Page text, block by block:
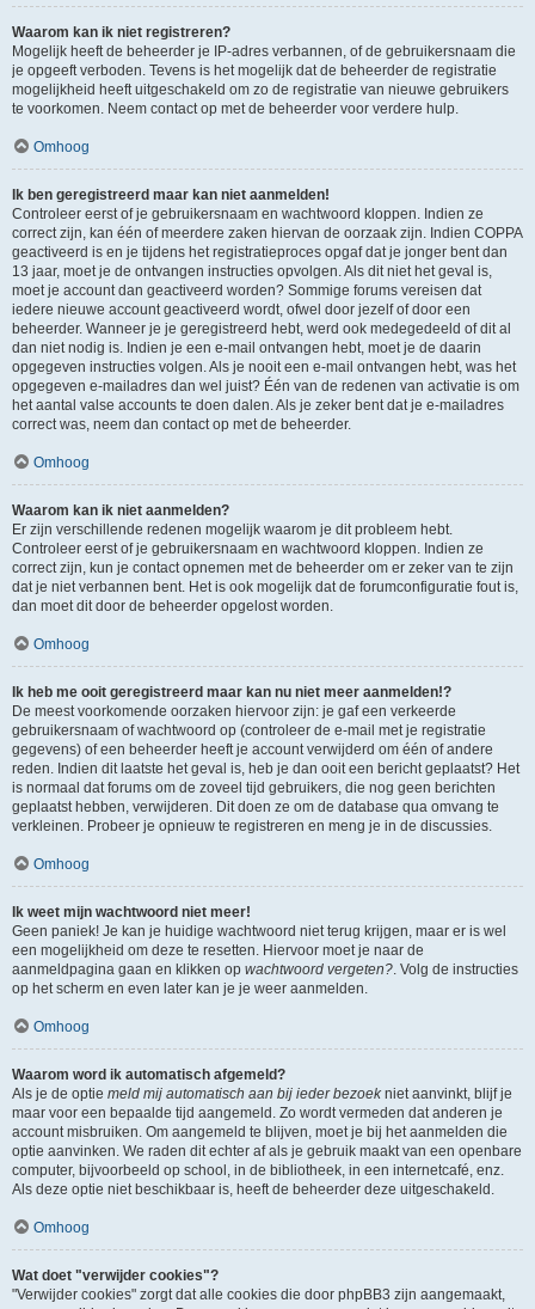
Waarom kan ik niet registreren?
Mogelijk heeft de beheerder je IP-adres verbannen, of de gebruikersnaam die
je opgeeft verboden. Tevens is het mogelijk dat de beheerder de registratie
mogelijkheid heeft uitgeschakeld om zo de registratie van nieuwe gebruikers
te voorkomen. Neem contact op met de beheerder voor verdere hulp.
Omhoog
Ik ben geregistreerd maar kan niet aanmelden!
Controleer eerst of je gebruikersnaam en wachtwoord kloppen. Indien ze
correct zijn, kan één of meerdere zaken hiervan de oorzaak zijn. Indien COPPA
geactiveerd is en je tijdens het registratieproces opgaf dat je jonger bent dan
13 jaar, moet je de ontvangen instructies opvolgen. Als dit niet het geval is,
moet je account dan geactiveerd worden? Sommige forums vereisen dat
iedere nieuwe account geactiveerd wordt, ofwel door jezelf of door een
beheerder. Wanneer je je geregistreerd hebt, werd ook medegedeeld of dit al
dan niet nodig is. Indien je een e-mail ontvangen hebt, moet je de daarin
opgegeven instructies volgen. Als je nooit een e-mail ontvangen hebt, was het
opgegeven e-mailadres dan wel juist? Één van de redenen van activatie is om
het aantal valse accounts te doen dalen. Als je zeker bent dat je e-mailadres
correct was, neem dan contact op met de beheerder.
Omhoog
Waarom kan ik niet aanmelden?
Er zijn verschillende redenen mogelijk waarom je dit probleem hebt.
Controleer eerst of je gebruikersnaam en wachtwoord kloppen. Indien ze
correct zijn, kun je contact opnemen met de beheerder om er zeker van te zijn
dat je niet verbannen bent. Het is ook mogelijk dat de forumconfiguratie fout is,
dan moet dit door de beheerder opgelost worden.
Omhoog
Ik heb me ooit geregistreerd maar kan nu niet meer aanmelden!?
De meest voorkomende oorzaken hiervoor zijn: je gaf een verkeerde
gebruikersnaam of wachtwoord op (controleer de e-mail met je registratie
gegevens) of een beheerder heeft je account verwijderd om één of andere
reden. Indien dit laatste het geval is, heb je dan ooit een bericht geplaatst? Het
is normaal dat forums om de zoveel tijd gebruikers, die nog geen berichten
geplaatst hebben, verwijderen. Dit doen ze om de database qua omvang te
verkleinen. Probeer je opnieuw te registreren en meng je in de discussies.
Omhoog
Ik weet mijn wachtwoord niet meer!
Geen paniek! Je kan je huidige wachtwoord niet terug krijgen, maar er is wel
een mogelijkheid om deze te resetten. Hiervoor moet je naar de
aanmeldpagina gaan en klikken op wachtwoord vergeten?. Volg de instructies
op het scherm en even later kan je je weer aanmelden.
Omhoog
Waarom word ik automatisch afgemeld?
Als je de optie meld mij automatisch aan bij ieder bezoekniet aanvinkt, blijf je
maar voor een bepaalde tijd aangemeld. Zo wordt vermeden dat anderen je
account misbruiken. Om aangemeld te blijven, moet je bij het aanmelden die
optie aanvinken. We raden dit echter af als je gebruik maakt van een openbare
computer, bijvoorbeeld op school, in de bibliotheek, in een internetcafé, enz.
Als deze optie niet beschikbaar is, heeft de beheerder deze uitgeschakeld.
Omhoog
Wat doet "verwijder cookies"?
"Verwijder cookies" zorgt dat alle cookies die door phpBB3 zijn aangemaakt,